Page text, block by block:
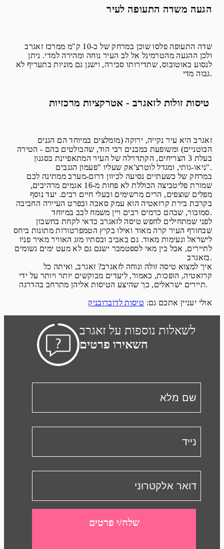
הגעה משדה התעופה לעיר
שדה התעופה פלסו שוכן במרחק של כ-10 ק"מ ממרכז זאגרב
ולכן ההגעה מהטרמינל אל לב העיר נוחה ומהירה למדי. ניתן
לנסוע באוטובוס, שתדירותו סבירה, וישנן גם מוניות בתעריף לא
גבוה מדי.
זאגרב היא עיר נקייה, ירוקה (מומלצים במיוחד הם הגנים
הבוטניים) ומשופעת במבנים רבי הוד, שהבולטים בהם - הטירה
בעלת 3 הצריחים, הקתדרלה של העיר המתאפיינת בסגנון
ניאו-גותי, ומגדל לוטרצ'אק שעליו "פעמון הגנבים".
במרחק של כשעתיים נסיעה לכיוון דרום-מערב ממתינה לכם
שמורת פליטביצה הכוללת לא פחות מ-16 אגמים מרהיבים,
מפלים שוצפים, הרים מרשימים ובעלי חיים רבים. יעד נוסף
בקרבת בירת קרואטיה הוא עמק סאבה ובפרט העיירה החביבה
סמובור, שבהם כרמים רבים ויין משמח לבב במיוחד.
לפני שמתחילים לחפש טיסה לזאגרב כדאי לקחת בחשבון
שבחורף העיר קרה מאוד ואילו בקיץ הטמפרטורות מתונות ביחס
לישראל ונעימות מאוד. גם באביב ובסתיו מזג האוויר מאיר פניו
לתיירים, אבל בין מאי לספטמבר ישנם גם לא מעט ימים גשומים
בזאגרב.
איך למצוא טיסה זולה ונוחה לזאגרב? זאגרב, ואיתה כל
קרואטיה, הופכות, כאמור, ליעדים מבוקשים יותר ויותר על ידי
תיירים ישראלים, כך שהיצע הטיסות אליהן מתרחב בהדרגה.
אולי יעניין אתכם גם: טיסות לדוברובניק
לשאלות נוספות על זאגרב
השאירו פרטים
שלח/י פרטים